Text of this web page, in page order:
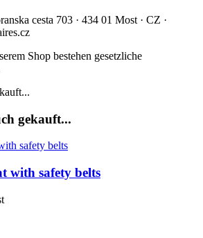
cesta 703 · 434 01 Most · CZ ·
Shop bestehen gesetzliche
gekauft...
with safety belts